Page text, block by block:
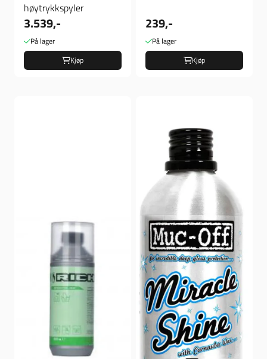
høytrykkspyler
3.539,-
På lager
Kjøp
239,-
På lager
Kjøp